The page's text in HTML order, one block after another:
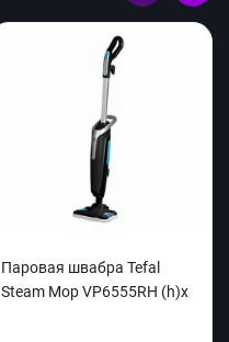
Паровая швабра Tefal
Steam Mop VP6555RH (h)x